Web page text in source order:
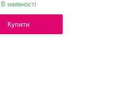
В наявності
Купити